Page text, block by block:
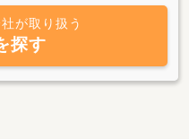
。
が取り扱う
探す